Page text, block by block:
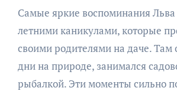
Самые яркие воспоминания Льва
летними каникулами, которые
своими родителями на даче. Там
дни на природе, занимался
рыбалкой. Эти моменты сильно